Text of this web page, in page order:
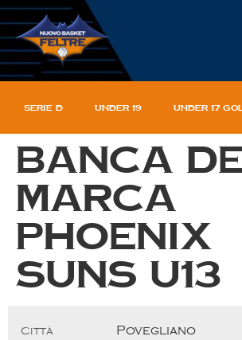
Serie D Under 19 Under 17
Banca
Marca
Phoenix
Suns U13
Città Povegliano